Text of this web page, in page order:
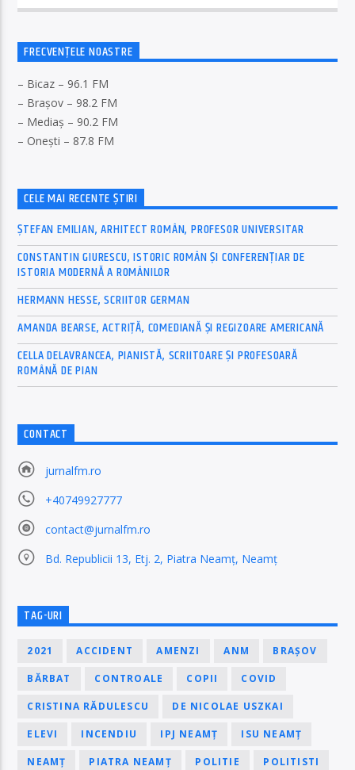
FRECVENȚELE NOASTRE
– Bicaz – 96.1 FM
– Brașov – 98.2 FM
– Mediaș – 90.2 FM
– Onești – 87.8 FM
CELE MAI RECENTE ȘTIRI
ȘTEFAN EMILIAN, ARHITECT ROMÂN, PROFESOR UNIVERSITAR
CONSTANTIN GIURESCU, ISTORIC ROMÂN ȘI CONFERENȚIAR DE
ISTORIA MODERNĂ A ROMÂNILOR
HERMANN HESSE, SCRIITOR GERMAN
AMANDA BEARSE, ACTRIȚĂ, COMEDIANĂ ȘI REGIZOARE AMERICANĂ
CELLA DELAVRANCEA, PIANISTĂ, SCRIITOARE ȘI PROFESOARĂ
ROMÂNĂ DE PIAN
CONTACT
jurnalfm.ro
+40749927777
contact@jurnalfm.ro
Bd. Republicii 13, Etj. 2, Piatra Neamț, Neamț
TAG-URI
2021 ACCIDENT AMENZI ANM BRAȘOV
BĂRBAT CONTROALE COPII COVID
CRISTINA RĂDULESCU DE NICOLAE USZKAI
ELEVI INCENDIU IPJ NEAMȚ ISU NEAMȚ
NEAMȚ PIATRA NEAMȚ POLITIE POLITISTI